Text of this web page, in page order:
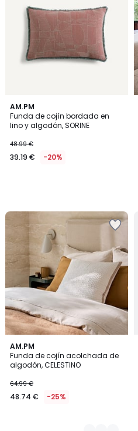
AM.PM
Funda de cojín bordada en
lino y algodón, SORINE
48.99 €
39.19 € -20%
AM.PM
Funda de cojín acolchada de
algodón, CELESTINO
64.99 €
48.74 € -25%
2
Colores